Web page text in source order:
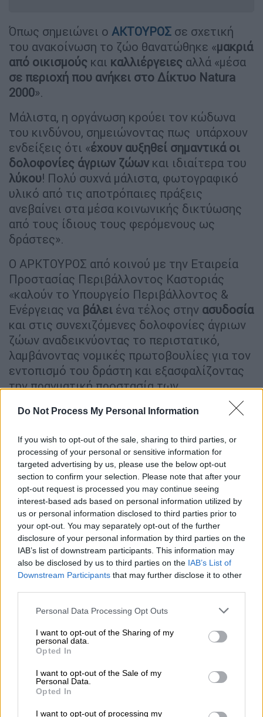
Do Not Process My Personal Information
If you wish to opt-out of the sale, sharing to third parties, or
processing of your personal or sensitive information for
targeted advertising by us, please use the below opt-out
section to confirm your selection. Please note that after your
opt-out request is processed you may continue seeing
interest-based ads based on personal information utilized by
us or personal information disclosed to third parties prior to
your opt-out. You may separately opt-out of the further
disclosure of your personal information by third parties on the
IAB’s list of downstream participants. This information may
also be disclosed by us to third parties on the IAB’s List of
Downstream Participants that may further disclose it to other
Please note that this website/app uses one or more Google
not limited to your visit or usage behaviour. You may click to
grant or deny consent to Google and its third-party tags to
use your data for below specified purposes in below Google
consent section.
Personal Data Processing Opt Outs
I want to opt-out of the Sharing of my
personal data.
Opted In
I want to opt-out of the Sale of my
Personal Data.
Opted In
I want to opt-out of processing my
Όπως σημειώνει ο ΑΚΤΟΥΡΟΣ σε σχετική
του ανακοίνωση το ζώο θανατώθηκε «μακριά
από οικισμούς και καλλιέργειες αλλά «μέσα
σε περιοχή που ανήκει στο Δίκτυο Natura
2000».
Μάλιστα, η οργάνωση κρούει τον κώδωνα
του κινδύνου, σημειώνοντας πως υπάρχουν
ενδείξεις ότι «έχουν αυξηθεί σημαντικά οι
δολοφονίες άγριων ζώων και ιδιαίτερα του
λύκου! Πολύ συχνά μάλιστα, φωτογραφικό
υλικό από τις αποτρόπαιες πράξεις
ανεβαίνει στα μέσα κοινωνικής δικτύωσης
από τους ίδιους τους φερόμενους ως
δράστες».
Ο ΑΡΚΤΟΥΡΟΣ από κοινού με την Εταιρεία
Προστασίας Περιβάλλοντος Καστοριάς
«καλούν το Υπουργείο Περιβάλλοντος &
Ενέργειας να βάλει ένα τέλος στην ασυδοσία
και στις συνεχιζόμενες δολοφονίες άγριων
ζώων αναδεικνύοντας το περιστατικό,
λαμβάνοντας νομικές πρωτοβουλίες για τον
εντοπισμό του δράστη και εξασφαλίζοντας
την πραγματική προστασία των
ΑΚΤΟΥΡΟΥ
Ένα ακόμη σοβαρόέγκλημα κατά της
βιοποικιλότητας στην Ελλάδα σημειώθηκε
την Κυριακή 3 Δεκεμβρίου με τον φόνο μίας
θηλυκής αρκούδας και των δύο μικρών της!
Το αποτρόπαιο περιστατικό σημειώθηκε στο
106ο χλμ. της εθνικής οδού Ιωαννίνων –
Κοζάνης, ανάμεσα στην Πλαγιά Κόνιτσας και
το Επταχώρι Καστοριάς.
από την Αστυνομία, εκπρόσωπος της
Εταιρείας Προστασίας Περιβάλλοντος
Καστοριάς με την οποία ο ΑΡΚΤΟΥΡΟΣ
συνεργάζεται στο πλαίσιο της λειτουργίας
της τοπικής Ομάδας Άμεσης Επέμβασης, και
η Δασική Υπηρεσία. Εκεί, εντόπισε τα τρία